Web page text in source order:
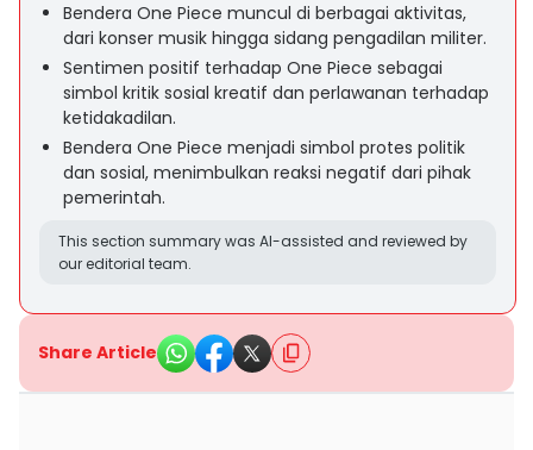
Bendera One Piece muncul di berbagai aktivitas,
dari konser musik hingga sidang pengadilan militer.
Sentimen positif terhadap One Piece sebagai
simbol kritik sosial kreatif dan perlawanan terhadap
ketidakadilan.
Bendera One Piece menjadi simbol protes politik
dan sosial, menimbulkan reaksi negatif dari pihak
pemerintah.
This section summary was AI-assisted and reviewed by
our editorial team.
Share Article